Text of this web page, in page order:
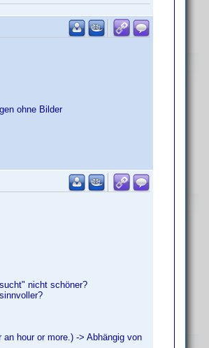
ohne Bilder
nicht schöner?
hour or more.) -> Abhängig von